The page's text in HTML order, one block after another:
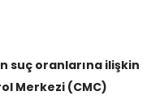
suç oranlarına ilişkin
Merkezi (CMC)